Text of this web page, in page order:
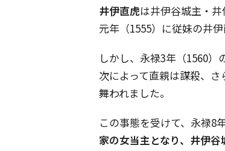
井伊直虎は井伊谷城主・
元年（1555）に従妹の井
しかし、永禄3年（1560
次によって直親は謀殺、
舞われました。
この事態を受けて、永禄8
家の女当主となり、井伊谷